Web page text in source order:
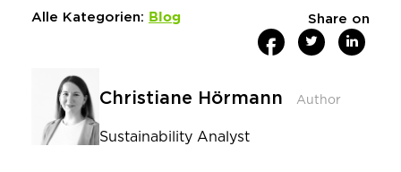
Alle Kategorien: Blog Share on
Christiane Hörmann Author
Sustainability Analyst